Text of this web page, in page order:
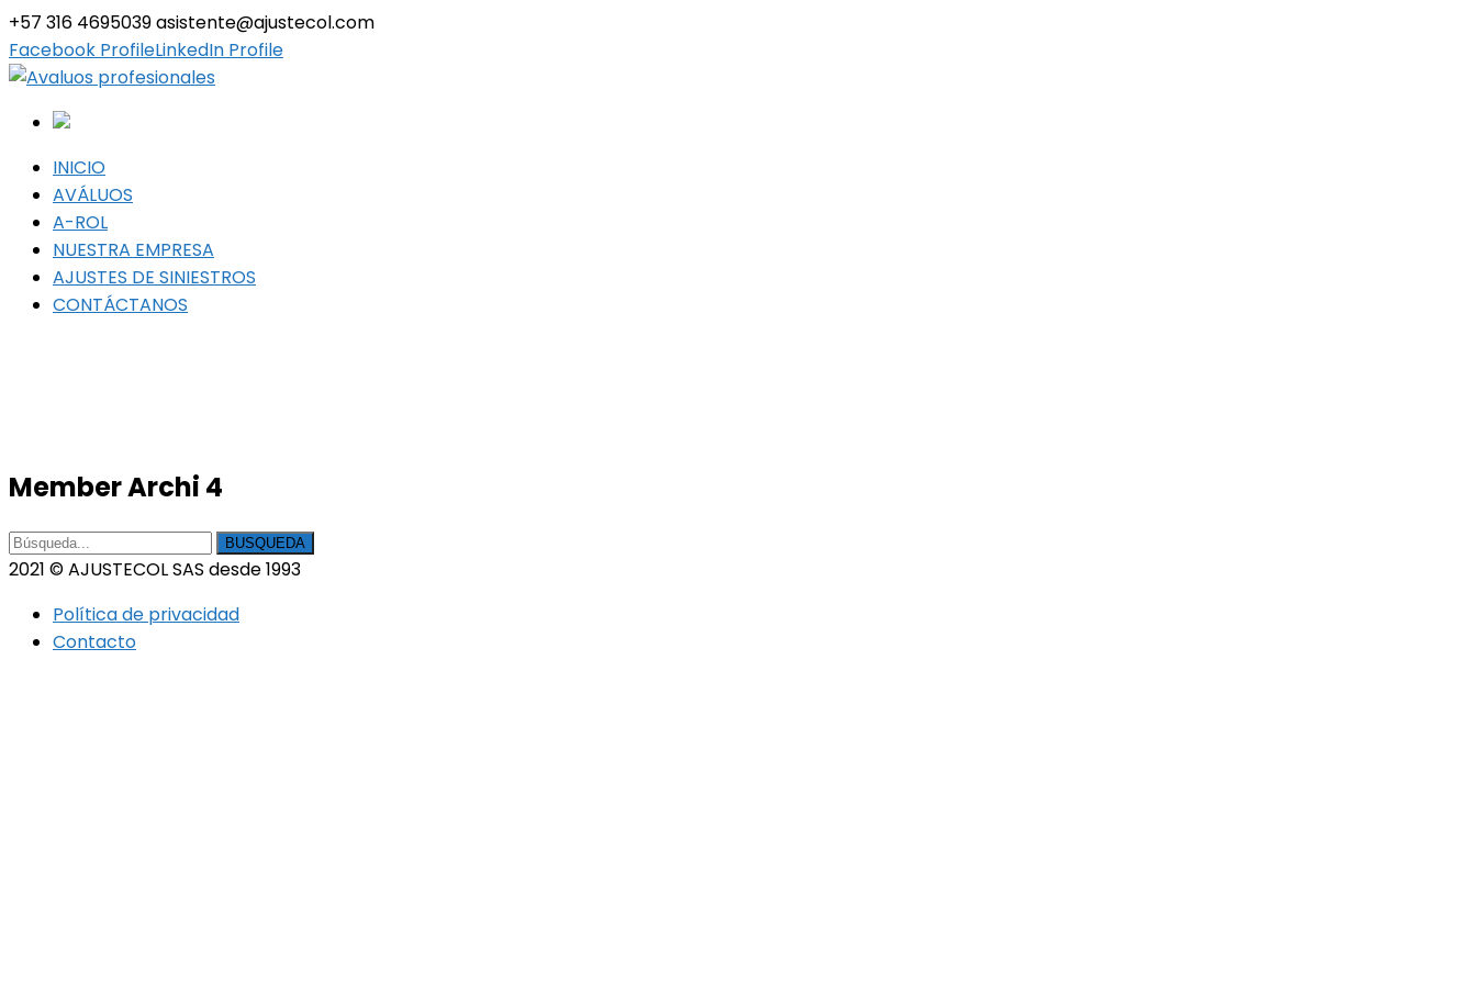
+57 316 4695039asistente@ajustecol.com
Facebook ProfileLinkedIn Profile
INICIO
AVÁLUOS
A-ROL
NUESTRA EMPRESA
AJUSTES DE SINIESTROS
CONTÁCTANOS
Member Archi 4
BUSQUEDA
2021 © AJUSTECOL SAS desde 1993
Política de privacidad
Contacto